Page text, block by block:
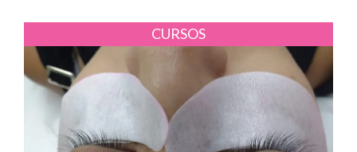
CURSOS